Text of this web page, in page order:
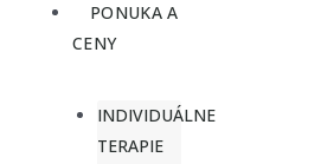
PONUKA A
CENY
INDIVIDUÁLNE
TERAPIE